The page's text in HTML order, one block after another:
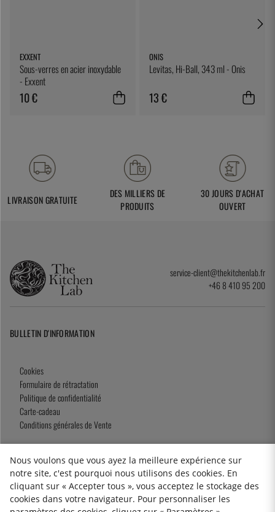
EXXENT
Sous-verres en acier inoxydable
- Exxent
10 €
ONIS
Levitas, Hi-Ball, 343 ml - Onis
13 €
LIVRAISON GRATUITE
DES MILLIERS DE
PRODUITS
30 JOURS D'ACHAT
OUVERT
service-client@thekitchenlab.fr
+46 8 410 95 200
BULLETIN D'INFORMATION
Cookies
Formulaire de rétractation
Politique de confidentialité
Carte-cadeau
Conditions générales de Vente
2026 KitchenLab AB
Nous voulons que vous ayez la meilleure expérience sur
notre site, c'est pourquoi nous utilisons des cookies. En
cliquant sur « Accepter tous », vous acceptez le stockage des
cookies dans votre navigateur. Pour personnaliser les